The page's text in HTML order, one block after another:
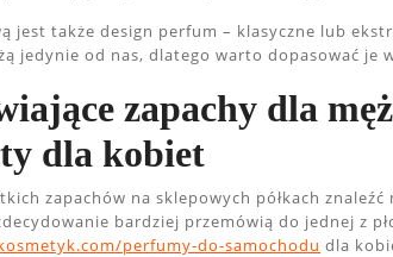
jest także design perfum – klasyczne lub
jedynie od nas, dlatego warto dopasować je
zapachy dla
dla kobiet
zapachów na sklepowych półkach
bardziej przemówią do jednej z
perfumy-do-samochodu dla